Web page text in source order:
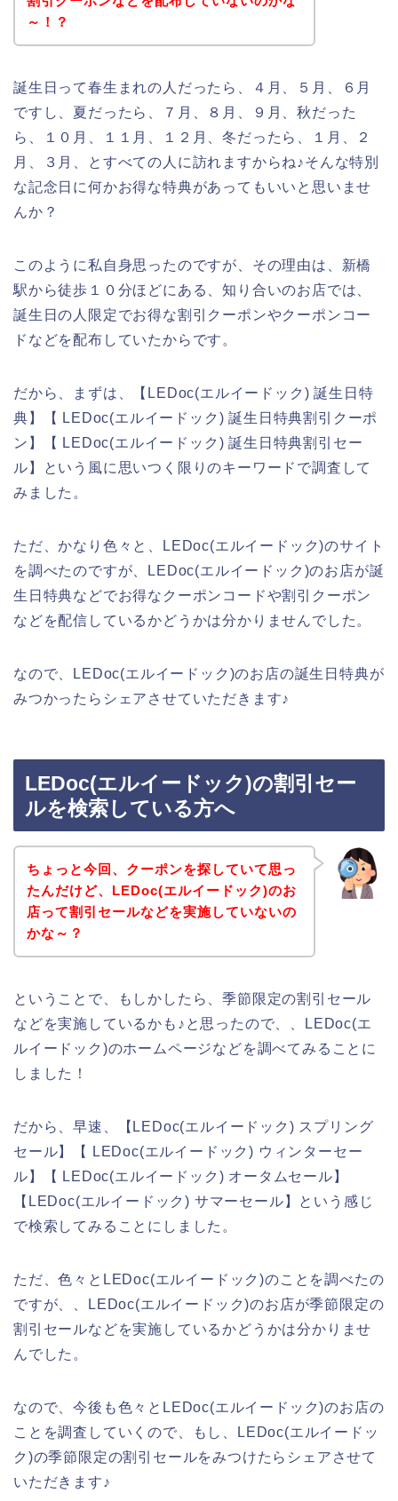
～！？
誕生日って春生まれの人だったら、４月、５月、６月
ですし、夏だったら、７月、８月、９月、秋だった
ら、１０月、１１月、１２月、冬だったら、１月、２
月、３月、とすべての人に訪れますからね♪そんな特別
な記念日に何かお得な特典があってもいいと思いませ
んか？
このように私自身思ったのですが、その理由は、新橋
駅から徒歩１０分ほどにある、知り合いのお店では、
誕生日の人限定でお得な割引クーポンやクーポンコー
ドなどを配布していたからです。
だから、まずは、【LEDoc(エルイードック) 誕生日特
典】【 LEDoc(エルイードック) 誕生日特典割引クーポ
ン】【 LEDoc(エルイードック) 誕生日特典割引セー
ル】という風に思いつく限りのキーワードで調査して
みました。
ただ、かなり色々と、LEDoc(エルイードック)のサイト
を調べたのですが、LEDoc(エルイードック)のお店が誕
生日特典などでお得なクーポンコードや割引クーポン
などを配信しているかどうかは分かりませんでした。
なので、LEDoc(エルイードック)のお店の誕生日特典が
みつかったらシェアさせていただきます♪
LEDoc(エルイードック)の割引セー
ルを検索している方へ
ちょっと今回、クーポンを探していて思っ
たんだけど、LEDoc(エルイードック)のお
店って割引セールなどを実施していないの
かな～？
ということで、もしかしたら、季節限定の割引セール
などを実施しているかも♪と思ったので、、LEDoc(エ
ルイードック)のホームページなどを調べてみることに
しました！
だから、早速、【LEDoc(エルイードック) スプリング
セール】【 LEDoc(エルイードック) ウィンターセー
ル】【 LEDoc(エルイードック) オータムセール】
【LEDoc(エルイードック) サマーセール】という感じ
で検索してみることにしました。
ただ、色々とLEDoc(エルイードック)のことを調べたの
ですが、、LEDoc(エルイードック)のお店が季節限定の
割引セールなどを実施しているかどうかは分かりませ
んでした。
なので、今後も色々とLEDoc(エルイードック)のお店の
ことを調査していくので、もし、LEDoc(エルイードッ
ク)の季節限定の割引セールをみつけたらシェアさせて
いただきます♪